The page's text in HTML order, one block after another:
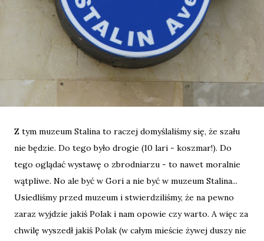
Z tym muzeum Stalina to raczej domyślaliśmy się, że szału
nie będzie. Do tego było drogie (10 lari - koszmar!). Do
tego oglądać wystawę o zbrodniarzu - to nawet moralnie
wątpliwe. No ale być w Gori a nie być w muzeum Stalina...
Usiedliśmy przed muzeum i stwierdziliśmy, że na pewno
zaraz wyjdzie jakiś Polak i nam opowie czy warto. A więc za
chwilę wyszedł jakiś Polak (w całym mieście żywej duszy nie